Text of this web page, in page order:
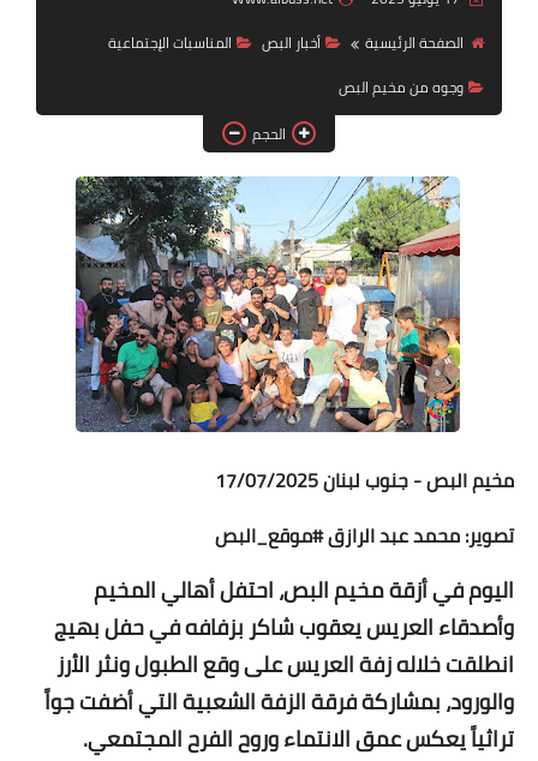
لك سيدتي
الصفحة الرئيسية
أخبار ‏البص
المناسبات الإجتماعية
وجوه من مخيم البص
الحجم
مخيم البص - جنوب لبنان 17/07/2025
تصوير: محمد عبد الرازق #موقع_البص
اليوم في أزقة مخيم البص، احتفل أهالي المخيم
وأصدقاء العريس يعقوب شاكر بزفافه في حفل بهيج
انطلقت خلاله زفة العريس على وقع الطبول ونثر الأرز
والورود، بمشاركة فرقة الزفة الشعبية التي أضفت جواً
تراثياً يعكس عمق الانتماء وروح الفرح المجتمعي.